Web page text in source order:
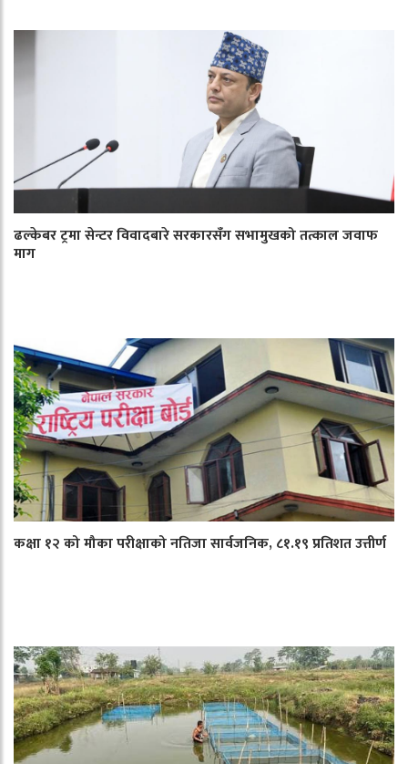
ढल्केबर ट्रमा सेन्टर विवादबारे सरकारसँग सभामुखको तत्काल जवाफ
माग
कक्षा १२ को मौका परीक्षाको नतिजा सार्वजनिक, ८१.१९ प्रतिशत उत्तीर्ण